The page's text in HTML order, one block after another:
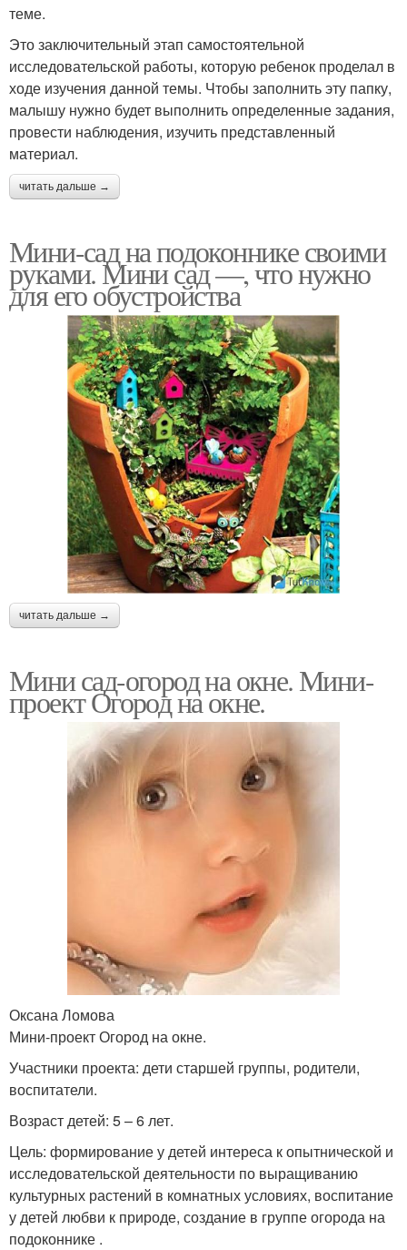
теме.
Это заключительный этап самостоятельной
исследовательской работы, которую ребенок проделал в
ходе изучения данной темы. Чтобы заполнить эту папку,
малышу нужно будет выполнить определенные задания,
провести наблюдения, изучить представленный
материал.
читать дальше →
Мини-сад на подоконнике своими
руками. Мини сад —, что нужно
для его обустройства
читать дальше →
Мини сад-огород на окне. Мини-
проект Огород на окне.
Оксана Ломова
Мини-проект Огород на окне.
Участники проекта: дети старшей группы, родители,
воспитатели.
Возраст детей: 5 – 6 лет.
Цель: формирование у детей интереса к опытнической и
исследовательской деятельности по выращиванию
культурных растений в комнатных условиях, воспитание
у детей любви к природе, создание в группе огорода на
подоконнике .